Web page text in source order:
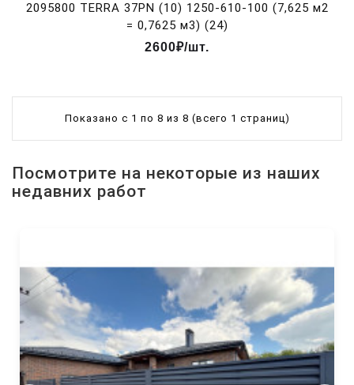
2095800 TERRA 37PN (10) 1250-610-100 (7,625 м2
= 0,7625 м3) (24)
2600₽/шт.
Показано с 1 по 8 из 8 (всего 1 страниц)
Посмотрите на некоторые из наших
недавних работ